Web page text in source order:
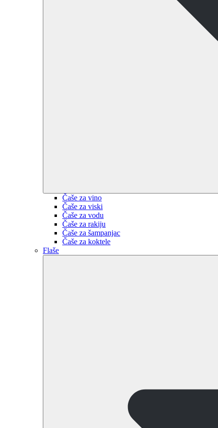
Čaše za vino
Čaše za viski
Čaše za vodu
Čaše za rakiju
Čaše za šampanjac
Čaše za koktele
Flaše